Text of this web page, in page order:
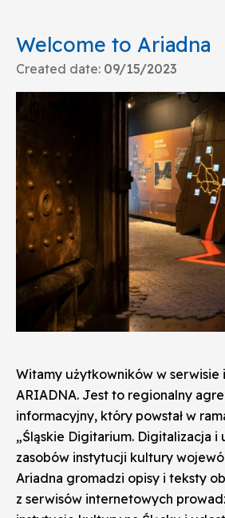
Welcome to Ariadna
Created date: 09/15/2023
Witamy użytkowników w serwisie
ARIADNA. Jest to regionalny
informacyjny, który powstał w
„Śląskie Digitarium. Digitalizacja i
zasobów instytucji kultury
Ariadna gromadzi opisy i teksty
z serwisów internetowych